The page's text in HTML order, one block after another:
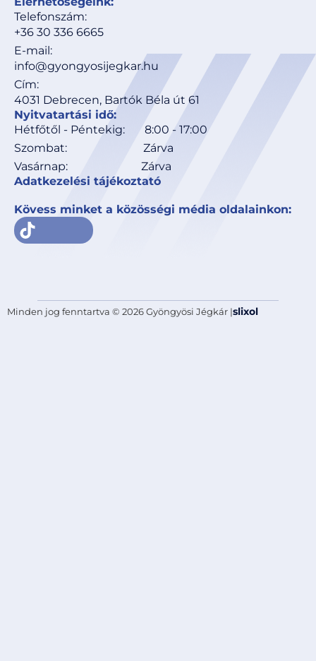
Telefonszám:
+36 30 336 6665
E-mail:
info@gyongyosijegkar.hu
Cím:
4031 Debrecen, Bartók Béla út 61
Nyitvatartási idő:
Hétfőtől - Péntekig: 8:00 - 17:00
Szombat: Zárva
Vasárnap: Zárva
Adatkezelési tájékoztató
Kövess minket a közösségi média oldalainkon:
Minden jog fenntartva © 2026 Gyöngyösi Jégkár |slixol